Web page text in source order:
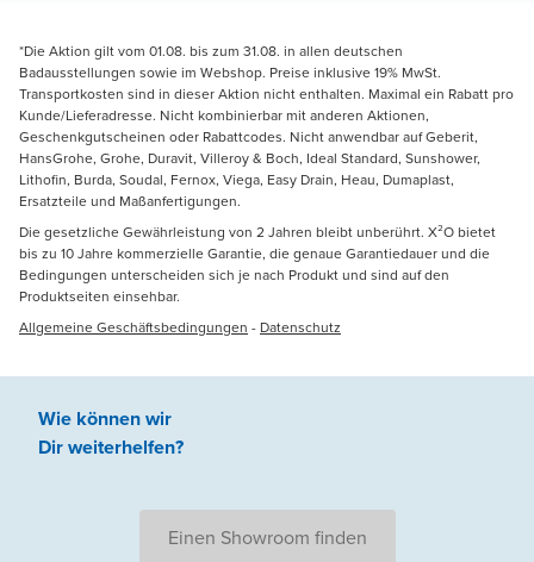
*Die Aktion gilt vom 01.08. bis zum 31.08. in allen deutschen
Badausstellungen sowie im Webshop. Preise inklusive 19% MwSt.
Transportkosten sind in dieser Aktion nicht enthalten. Maximal ein Rabatt pro
Kunde/Lieferadresse. Nicht kombinierbar mit anderen Aktionen,
Geschenkgutscheinen oder Rabattcodes. Nicht anwendbar auf Geberit,
HansGrohe, Grohe, Duravit, Villeroy & Boch, Ideal Standard, Sunshower,
Lithofin, Burda, Soudal, Fernox, Viega, Easy Drain, Heau, Dumaplast,
Ersatzteile und Maßanfertigungen.
Die gesetzliche Gewährleistung von 2 Jahren bleibt unberührt. X²O bietet
bis zu 10 Jahre kommerzielle Garantie, die genaue Garantiedauer und die
Bedingungen unterscheiden sich je nach Produkt und sind auf den
Produktseiten einsehbar.
Allgemeine Geschäftsbedingungen - Datenschutz
Wie können wir
Dir weiterhelfen?
Einen Showroom finden